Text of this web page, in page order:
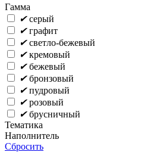
Гамма
✔ серый
✔ графит
✔ светло-бежевый
✔ кремовый
✔ бежевый
✔ бронзовый
✔ пудровый
✔ розовый
✔ брусничный
Тематика
Наполнитель
Сбросить